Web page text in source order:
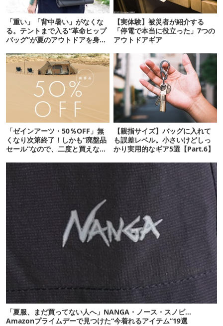
「重い」「背中暑い」がなくな
る。テントまで入る“革命ヒップ
バッグ”が夏のアウトドアを身軽
【実体験】被災者が紹介する
「停電で本当に役立った」7つの
アウトドアギア
「ゼインアーツ・50％OFF」無
くなり次第終了！しかも“廃盤品
セール”なので、二度と買えない
【親指サイズ】バッグに入れて
も誤差レベル。小さいけどしっ
かり実用的なギア5選【Part.6】
「夏服、まだ買ってない人へ」NANGA・ノース・スノピ…
Amazonプライムデーで見つけた“今着れるアイテム”19選